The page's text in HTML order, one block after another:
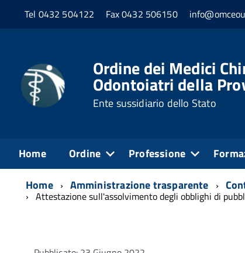
Tel 0432 504122 Fax 0432 506150
Ordine dei Medici
Odontoiatri della
Ente sussidiario dello Stato
Home Ordine Professione
Home Amministrazione trasparente
Attestazione sull'assolvimento degli obblighi di